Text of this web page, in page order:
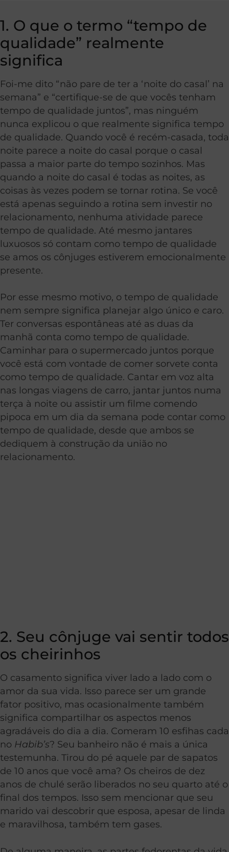
1. O que o termo “tempo de
qualidade” realmente
significa
Foi-me dito “não pare de ter a ‘noite do casal’ na
semana” e “certifique-se de que vocês tenham
tempo de qualidade juntos”, mas ninguém
nunca explicou o que realmente significa tempo
de qualidade. Quando você é recém-casada, toda
noite parece a noite do casal porque o casal
passa a maior parte do tempo sozinhos. Mas
quando a noite do casal é todas as noites, as
coisas às vezes podem se tornar rotina. Se você
está apenas seguindo a rotina sem investir no
relacionamento, nenhuma atividade parece
tempo de qualidade. Até mesmo jantares
luxuosos só contam como tempo de qualidade
se amos os cônjuges estiverem emocionalmente
presente.
Por esse mesmo motivo, o tempo de qualidade
nem sempre significa planejar algo único e caro.
Ter conversas espontâneas até as duas da
manhã conta como tempo de qualidade.
Caminhar para o supermercado juntos porque
você está com vontade de comer sorvete conta
como tempo de qualidade. Cantar em voz alta
nas longas viagens de carro, jantar juntos numa
terça à noite ou assistir um filme comendo
pipoca em um dia da semana pode contar como
tempo de qualidade, desde que ambos se
dediquem à construção da união no
relacionamento.
2. Seu cônjuge vai sentir todos
os cheirinhos
O casamento significa viver lado a lado com o
amor da sua vida. Isso parece ser um grande
fator positivo, mas ocasionalmente também
significa compartilhar os aspectos menos
agradáveis ​​do dia a dia. Comeram 10 esfihas cada
no Habib’s? Seu banheiro não é mais a única
testemunha. Tirou do pé aquele par de sapatos
de 10 anos que você ama? Os cheiros de dez
anos de chulé serão liberados no seu quarto até o
final dos tempos. Isso sem mencionar que seu
marido vai descobrir que esposa, apesar de linda
e maravilhosa, também tem gases.